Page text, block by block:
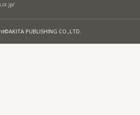
PUBLISHING CO.,LTD.